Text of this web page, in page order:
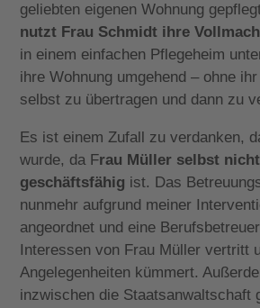
geliebten eigenen Wohnung
nutzt Frau Schmidt ihre
in einem einfachen Pflegeheim
ihre Wohnung umgehend – ohne
selbst zu übertragen und dann zu
Es ist einem Zufall zu verdanken,
wurde, da Frau Müller selbst
geschäftsfähig ist. Das
nunmehr aufgrund meiner
angeordnet und eine
Interessen von Frau Müller vertritt
Angelegenheiten kümmert.
inzwischen die Staatsanwaltschaft